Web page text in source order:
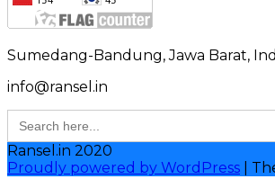
Sumedang-Bandung, Jawa Barat,
info@ransel.in
Search
for:
Ransel.in 2020
Proudly powered by WordPress